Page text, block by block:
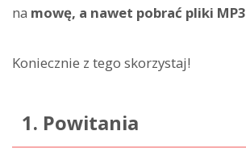
na mowę, a nawet pobrać pliki MP3
Koniecznie z tego skorzystaj!
1. Powitania